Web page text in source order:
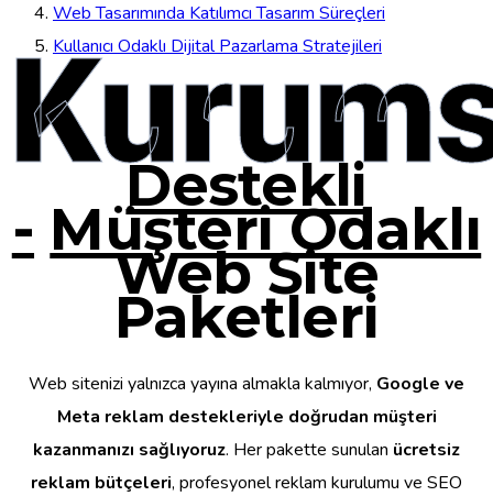
Web Tasarımında Katılımcı Tasarım Süreçleri
Kullanıcı Odaklı Dijital Pazarlama Stratejileri
Destekli
- Müşteri Odaklı
Web Site
Paketleri
Web sitenizi yalnızca yayına almakla kalmıyor, Google ve
Meta reklam destekleriyle doğrudan müşteri
kazanmanızı sağlıyoruz. Her pakette sunulan ücretsiz
reklam bütçeleri, profesyonel reklam kurulumu ve SEO